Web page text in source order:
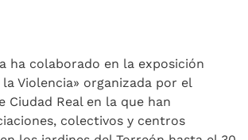
ha colaborado en la exposición
Violencia» organizada por el
Ciudad Real en la que han
colectivos y centros